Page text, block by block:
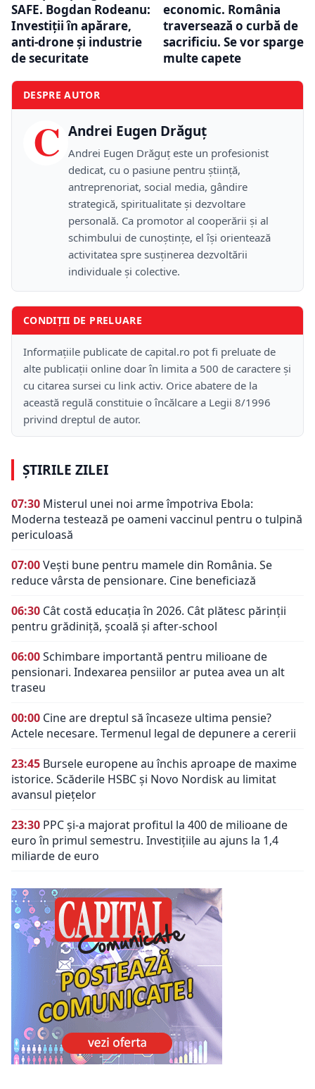
SAFE. Bogdan Rodeanu:
Investiții în apărare,
anti-drone și industrie
de securitate
economic. România
traversează o curbă de
sacrificiu. Se vor sparge
multe capete
DESPRE AUTOR
C Andrei Eugen Drăguț
Andrei Eugen Drăguț este un profesionist
dedicat, cu o pasiune pentru știință,
antreprenoriat, social media, gândire
strategică, spiritualitate și dezvoltare
personală. Ca promotor al cooperării și al
schimbului de cunoștințe, el își orientează
activitatea spre susținerea dezvoltării
individuale și colective.
CONDIȚII DE PRELUARE
Informațiile publicate de capital.ro pot fi preluate de
alte publicații online doar în limita a 500 de caractere și
cu citarea sursei cu link activ. Orice abatere de la
această regulă constituie o încălcare a Legii 8/1996
privind dreptul de autor.
ȘTIRILE ZILEI
07:30 Misterul unei noi arme împotriva Ebola:
Moderna testează pe oameni vaccinul pentru o tulpină
periculoasă
07:00Vești bune pentru mamele din România. Se
reduce vârsta de pensionare. Cine beneficiază
06:30 Cât costă educația în 2026. Cât plătesc părinții
pentru grădiniță, școală și after-school
06:00Schimbare importantă pentru milioane de
pensionari. Indexarea pensiilor ar putea avea un alt
traseu
00:00 Cine are dreptul să încaseze ultima pensie?
Actele necesare. Termenul legal de depunere a cererii
23:45 Bursele europene au închis aproape de maxime
istorice. Scăderile HSBC și Novo Nordisk au limitat
avansul piețelor
23:30 PPC și-a majorat profitul la 400 de milioane de
euro în primul semestru. Investițiile au ajuns la 1,4
miliarde de euro